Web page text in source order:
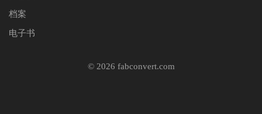
档案
电子书
© 2026 fabconvert.com